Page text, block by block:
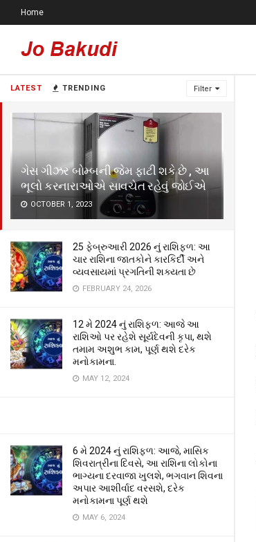
LATEST TRENDING Filter
ગેસ ગીઝર બોમ્બની જેમ ફાટી શકે છે , આ
ભૂલો કરનારાઓએ સાવચેત રહેવું જોઈએ
OCTOBER 1, 2023
25 ફેબ્રુઆરી 2026 નું રાશિફળ: આ
ચાર રાશિના જાતકોને કારકિર્દી અને
વ્યવસાયમાં પ્રગતિની શક્યતા છે
FEBRUARY 24, 2026
12 મે 2024 નું રાશિફળ: આજે આ
રાશિઓ પર રહેશે સૂર્યદેવની કૃપા, થશે
તમામ અશુભ કામ, પૂર્ણ થશે દરેક
મનોકામના.
MAY 12, 2024
6 મે 2024 નું રાશિફળ: આજે, માસિક
શિવરાત્રીના દિવસે, આ રાશિના લોકોના
ભાગ્યના દરવાજા ખુલશે, ભગવાન શિવના
અપાર આશીર્વાદ વરસશે, દરેક
મનોકામના પૂર્ણ થશે
MAY 6, 2024
Home